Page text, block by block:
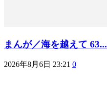
まんが／海を越えて 63...
2026年8月6日 23:21 0